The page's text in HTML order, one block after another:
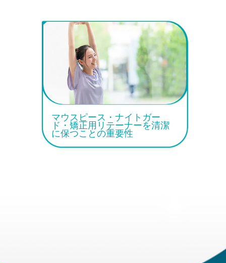
マウスピース・ナイトガー
ド・矯正用リテーナーを清潔
に保つことの重要性